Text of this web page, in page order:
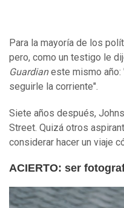
Para la mayoría de los
pero, como un testigo le
Guardianeste mismo año:
seguirle la corriente".
Siete años después,
Street. Quizá otros
considerar hacer un viaje
ACIERTO: ser